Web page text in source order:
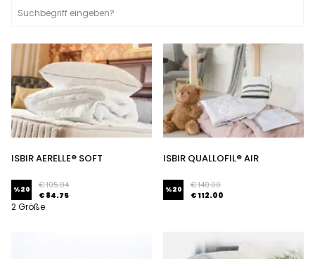
ISBIR AERELLE® SOFT
%20
€ 105.94
€ 84.75
2 Größe
ISBIR QUALLOFIL® AIR
%20
€ 140.00
€ 112.00